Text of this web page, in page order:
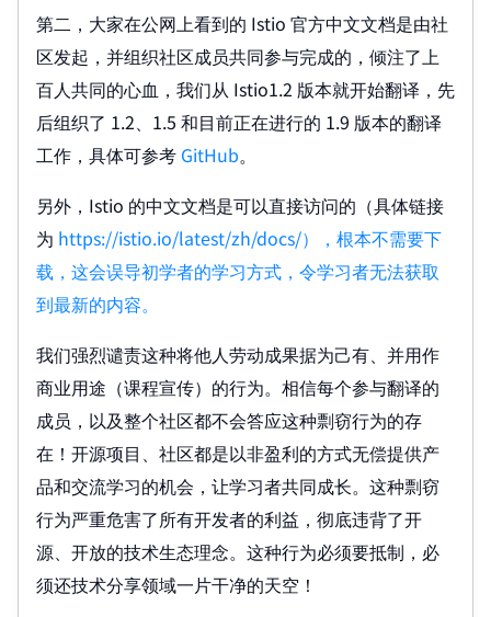
第二，大家在公网上看到的 Istio 官方中文文档是由社
区发起，并组织社区成员共同参与完成的，倾注了上
百人共同的心血，我们从 Istio1.2 版本就开始翻译，先
后组织了 1.2、1.5 和目前正在进行的 1.9 版本的翻译
工作，具体可参考 GitHub。
另外，Istio 的中文文档是可以直接访问的（具体链接
为 https://istio.io/latest/zh/docs/），根本不需要下
载，这会误导初学者的学习方式，令学习者无法获取
到最新的内容。
我们强烈谴责这种将他人劳动成果据为己有、并用作
商业用途（课程宣传）的行为。相信每个参与翻译的
成员，以及整个社区都不会答应这种剽窃行为的存
在！开源项目、社区都是以非盈利的方式无偿提供产
品和交流学习的机会，让学习者共同成长。这种剽窃
行为严重危害了所有开发者的利益，彻底违背了开
源、开放的技术生态理念。这种行为必须要抵制，必
须还技术分享领域一片干净的天空！